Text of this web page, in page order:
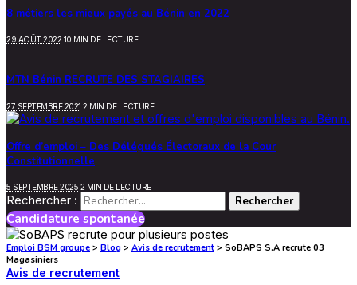
8 métiers les mieux payés au Bénin en 2022
29 AOÛT 2022 10 MIN DE LECTURE
MTN Bénin RECRUTE DES STAGIAIRES
27 SEPTEMBRE 2021 2 MIN DE LECTURE
Offre d’emploi – Des Délégués Électoraux de la Cour
Constitutionnelle
5 SEPTEMBRE 2025 2 MIN DE LECTURE
Rechercher :
Candidature spontanée
Emploi BSM groupe > Blog > Avis de recrutement > SoBAPS S.A recrute 03
Magasiniers
Avis de recrutement